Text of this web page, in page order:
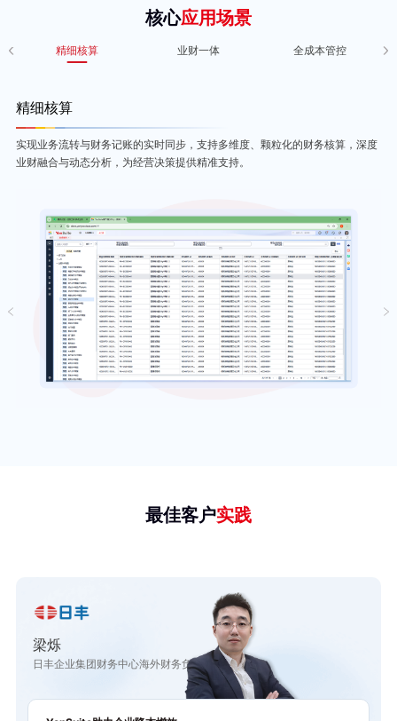
核心应用场景
精细核算 业财一体 全成本管控
精细核算
实现业务流转与财务记账的实时同步，支持多维度、颗粒化的财务核算，深度
业财融合与动态分析，为经营决策提供精准支持。
最佳客户实践
梁烁
日丰企业集团财务中心海外财务负责人